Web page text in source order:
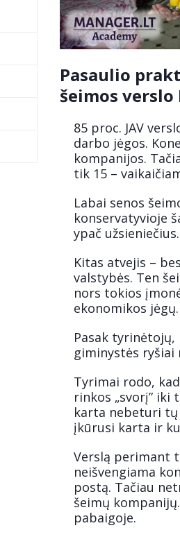
Pasaulio
šeimos
85 proc. JAV
darbo jėgos.
kompanijos.
tik 15 –
Labai senos
konservatyvioje
ypač užsieniečius.
Kitas atvejis –
valstybės. Ten
nors tokios
ekonomikos jėgų.
Pasak
giminystės ryšiai
Tyrimai rodo,
rinkos „svorį” iki
karta nebeturi tų
įkūrusi karta ir
Verslą perimant
neišvengiama
postą. Tačiau
šeimų
pabaigoje.